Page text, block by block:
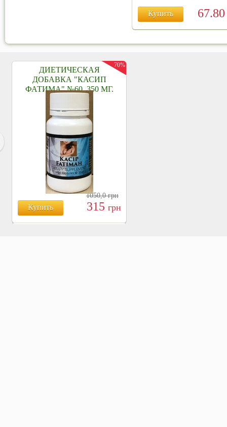
Купить
ДИЕТИЧЕСКАЯ
ДОБАВКА "КАСИП
ФАТИМА" №60, 350 МГ.
Купить
1050,0грн
315 грн
70%